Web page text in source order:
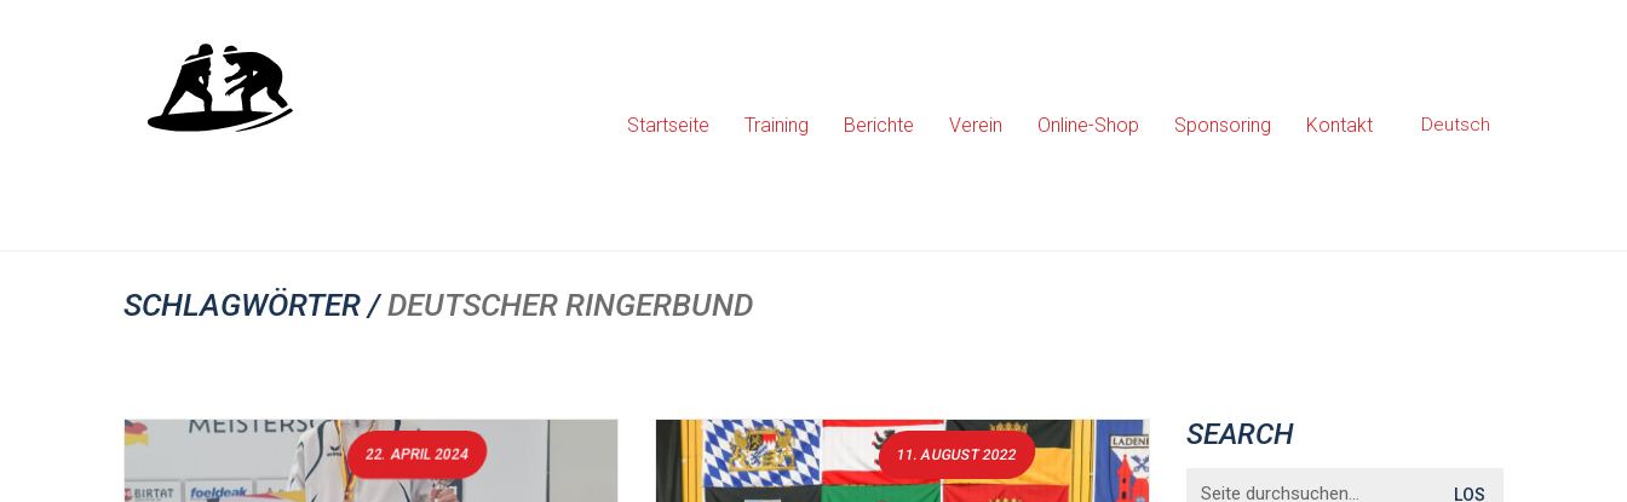
Startseite Training Berichte Verein Online-Shop Sponsoring Kontakt Deutsch
SCHLAGWÖRTER /DEUTSCHER RINGERBUND
22. APRIL 2024 11. AUGUST 2022
SEARCH